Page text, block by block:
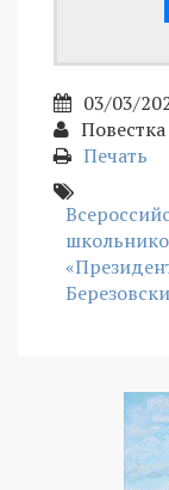
03/03/
Печать